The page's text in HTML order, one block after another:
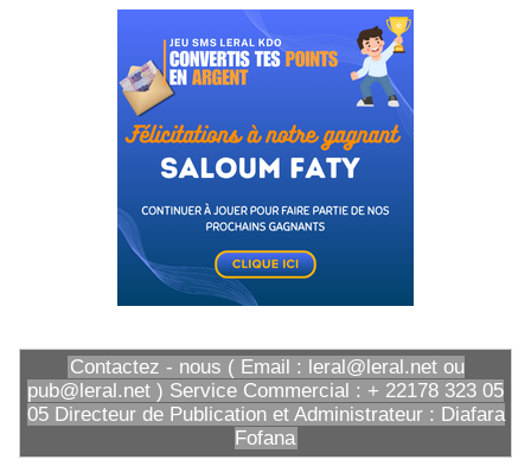
Contactez - nous ( Email : leral@leral.net ou
pub@leral.net ) Service Commercial : + 22178 323 05
05 Directeur de Publication et Administrateur : Diafara
Fofana